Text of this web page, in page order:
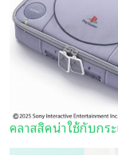
คลาสสิคน่าใช้กับกระ